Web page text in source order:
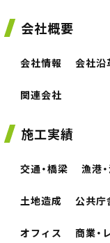
会社概要
会社情報 会社沿
関連会社
施工実績
交通・橋梁 漁港
土地造成 公共庁
オフィス 商業・